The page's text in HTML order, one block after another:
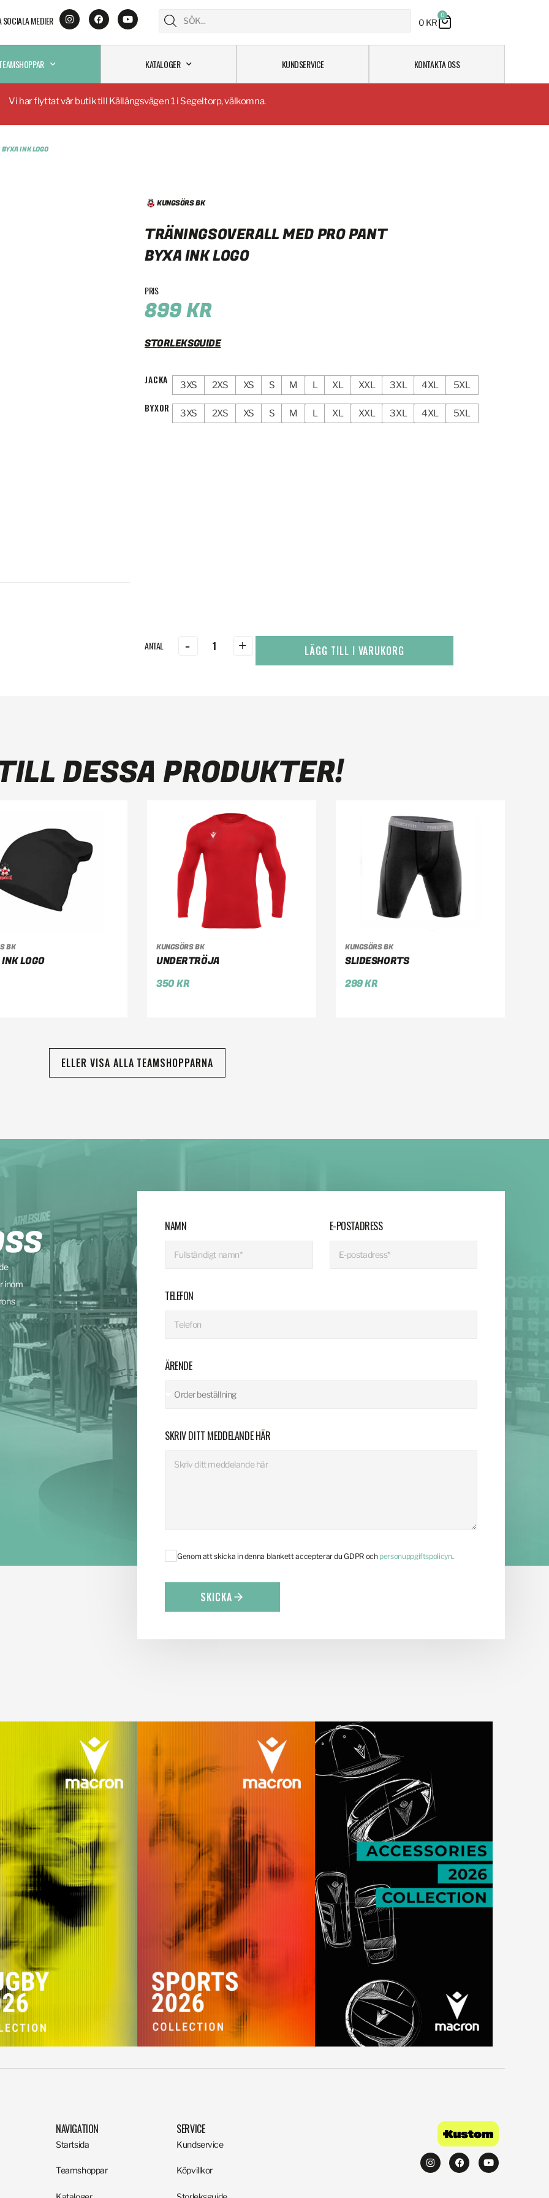
SOCIALA MEDIER 0 KR
0
KATALOGER KUNDSERVICE KONTAKTA OSS
Vi har flyttat vår butik till Källängsvägen 1 i Segeltorp, välkomna.
INK LOGO
KUNGSÖRS BK
TRÄNINGSOVERALL MED PRO PANT
BYXA INK LOGO
899KR
STORLEKSGUIDE
JACKA 3XS 2XS XS S M L XL XXL 3XL 4XL 5XL
BYXOR 3XS 2XS XS S M L XL XXL 3XL 4XL 5XL
- + LÄGG TILL I VARUKORG
DESSA PRODUKTER!
BK
LOGO
TILL I VARUKORG KUNGSÖRS BK
UNDERTRÖJA
350KR
VÄLJ ALTERNATIV KUNGSÖRS BK
SLIDESHORTS
299KR
VÄLJ ALTERNATIV
ELLER VISA ALLA TEAMSHOPPARNA
inom
NAMN E-POSTADRESS
TELEFON
ÄRENDE
SKRIV DITT MEDDELANDE HÄR
Genom att skicka in denna blankett accepterar du GDPR och personuppgiftspolicyn.
SKICKA
NAVIGATION
Startsida
Teamshoppar
SERVICE
Kundservice
Köpvillkor